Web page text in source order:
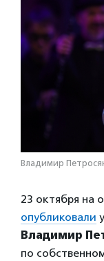
Владимир
23 октября на
опубликовали
Владимир
по